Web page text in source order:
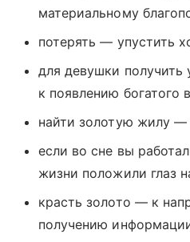
материальному
потерять — упустить
для девушки
к появлению богатого
найти золотую жилу —
если во сне вы
жизни положили глаз
красть золото — к
получению